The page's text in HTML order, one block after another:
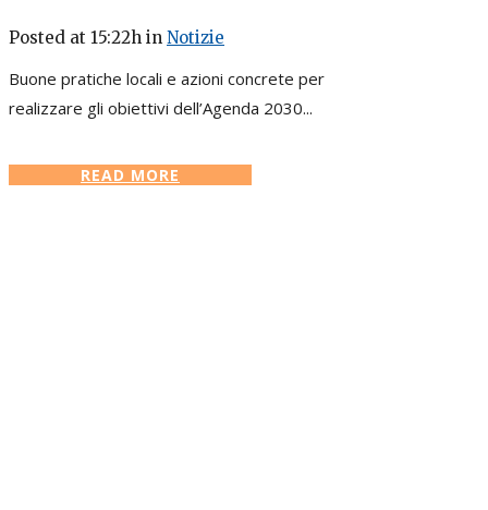
Posted at 15:22h in Notizie
Buone pratiche locali e azioni concrete per
realizzare gli obiettivi dell’Agenda 2030...
READ MORE